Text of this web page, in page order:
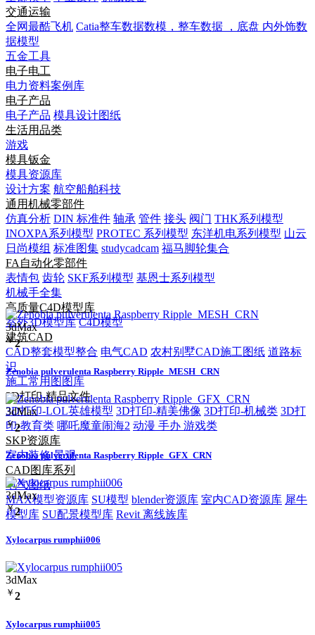
交通运输
全网最酷飞机 Catia整车数据数模，整车数据 ，底盘 内外饰数
据模型
五金工具
电子电工
电力资料案例库
电子产品
电子产品 模具设计图纸
生活用品类
游戏
模具钣金
模具资源库
设计方案 航空船舶科技
通用机械零部件
仿真分析 DIN 标准件 轴承 管件 接头 阀门 THK系列模型
INOXPA系列模型 PROTEC 系列模型 东洋机电系列模型 山云
日尚模组 标准图集 studycadcam 福马脚轮集合
FA自动化零部件
表情包 齿轮 SKF系列模型 基恩士系列模型
机械手全集
高质量C4D模型库
室外3D模型库 C4D模型
建筑CAD
CAD整套模型整合 电气CAD 农村别墅CAD施工图纸 道路标
识
施工常用图图库
3D打印-精品文件
3D打印-LOL英雄模型 3D打印-精美佛像 3D打印-机械类 3D打
印-教育类 哪吒魔童闹海2 动漫 手办 游戏类
SKP资源库
室内装修 景观
CAD图库系列
电气图纸
MAX模型资源库 SU模型 blender资源库 室内CAD资源库 犀牛
模型库 SU配景模型库 Revit 离线族库
3dMax
￥2
Zenobia pulverulenta Raspberry Ripple_MESH_CRN
3dMax
￥2
Zenobia pulverulenta Raspberry Ripple_GFX_CRN
3dMax
￥2
Xylocarpus rumphii006
3dMax
￥ 2
Xylocarpus rumphii005